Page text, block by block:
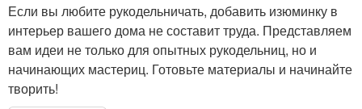
Если вы любите рукодельничать, добавить изюминку в
интерьер вашего дома не составит труда. Представляем
вам идеи не только для опытных рукодельниц, но и
начинающих мастериц. Готовьте материалы и начинайте
творить!